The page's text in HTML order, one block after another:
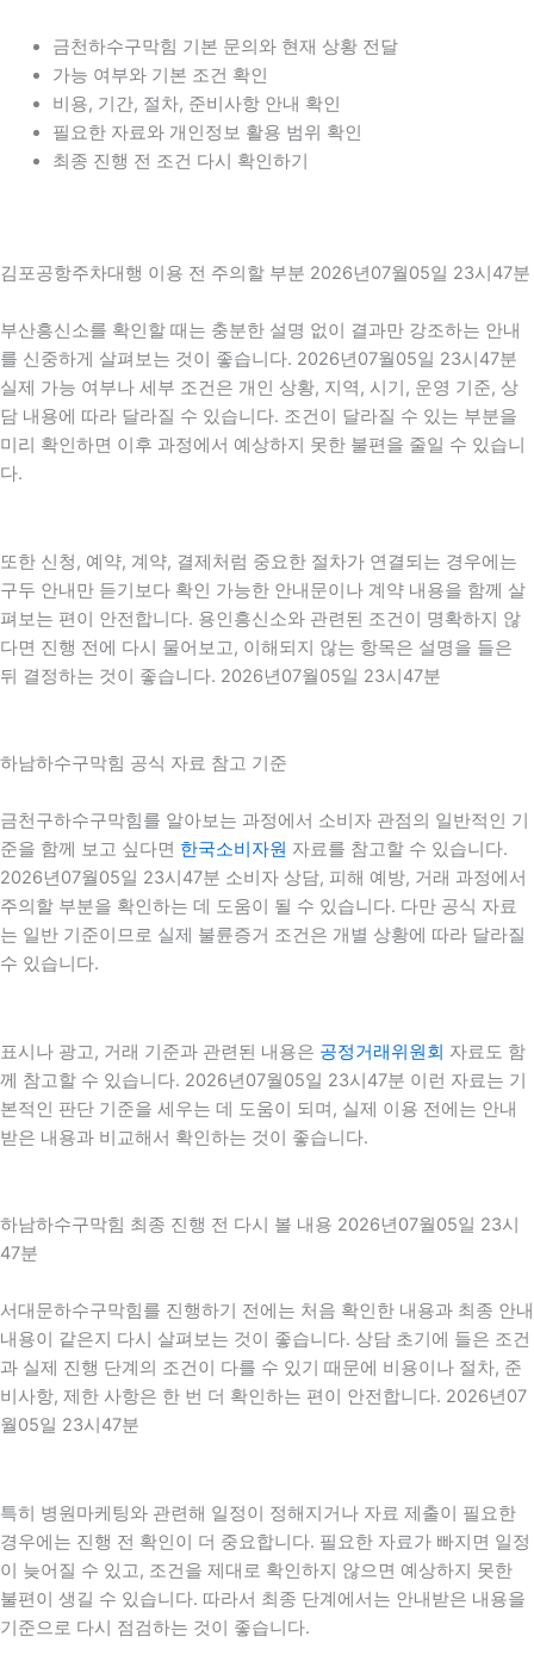
금천하수구막힘 기본 문의와 현재 상황 전달
가능 여부와 기본 조건 확인
비용, 기간, 절차, 준비사항 안내 확인
필요한 자료와 개인정보 활용 범위 확인
최종 진행 전 조건 다시 확인하기
김포공항주차대행 이용 전 주의할 부분 2026년07월05일 23시47분
부산흥신소를 확인할 때는 충분한 설명 없이 결과만 강조하는 안내
를 신중하게 살펴보는 것이 좋습니다. 2026년07월05일 23시47분
실제 가능 여부나 세부 조건은 개인 상황, 지역, 시기, 운영 기준, 상
담 내용에 따라 달라질 수 있습니다. 조건이 달라질 수 있는 부분을
미리 확인하면 이후 과정에서 예상하지 못한 불편을 줄일 수 있습니
다.
또한 신청, 예약, 계약, 결제처럼 중요한 절차가 연결되는 경우에는
구두 안내만 듣기보다 확인 가능한 안내문이나 계약 내용을 함께 살
펴보는 편이 안전합니다. 용인흥신소와 관련된 조건이 명확하지 않
다면 진행 전에 다시 물어보고, 이해되지 않는 항목은 설명을 들은
뒤 결정하는 것이 좋습니다. 2026년07월05일 23시47분
하남하수구막힘 공식 자료 참고 기준
금천구하수구막힘를 알아보는 과정에서 소비자 관점의 일반적인 기
준을 함께 보고 싶다면 한국소비자원 자료를 참고할 수 있습니다.
2026년07월05일 23시47분 소비자 상담, 피해 예방, 거래 과정에서
주의할 부분을 확인하는 데 도움이 될 수 있습니다. 다만 공식 자료
는 일반 기준이므로 실제 불륜증거 조건은 개별 상황에 따라 달라질
수 있습니다.
표시나 광고, 거래 기준과 관련된 내용은 공정거래위원회 자료도 함
께 참고할 수 있습니다. 2026년07월05일 23시47분 이런 자료는 기
본적인 판단 기준을 세우는 데 도움이 되며, 실제 이용 전에는 안내
받은 내용과 비교해서 확인하는 것이 좋습니다.
하남하수구막힘 최종 진행 전 다시 볼 내용 2026년07월05일 23시
47분
서대문하수구막힘를 진행하기 전에는 처음 확인한 내용과 최종 안내
내용이 같은지 다시 살펴보는 것이 좋습니다. 상담 초기에 들은 조건
과 실제 진행 단계의 조건이 다를 수 있기 때문에 비용이나 절차, 준
비사항, 제한 사항은 한 번 더 확인하는 편이 안전합니다. 2026년07
월05일 23시47분
특히 병원마케팅와 관련해 일정이 정해지거나 자료 제출이 필요한
경우에는 진행 전 확인이 더 중요합니다. 필요한 자료가 빠지면 일정
이 늦어질 수 있고, 조건을 제대로 확인하지 않으면 예상하지 못한
불편이 생길 수 있습니다. 따라서 최종 단계에서는 안내받은 내용을
기준으로 다시 점검하는 것이 좋습니다.